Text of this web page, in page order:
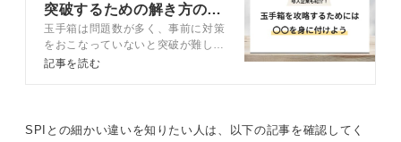
突破するための解き方のコ
ツを徹底解説
玉手箱は問題数が多く、事前に対策
をおこなっていないと突破が難しい
WEBテストの1つ。この記事では、
策をおこなって、玉手箱を通過しま
記事を読む
SPIとの細かい違いを知りたい人は、以下の記事を確認してく